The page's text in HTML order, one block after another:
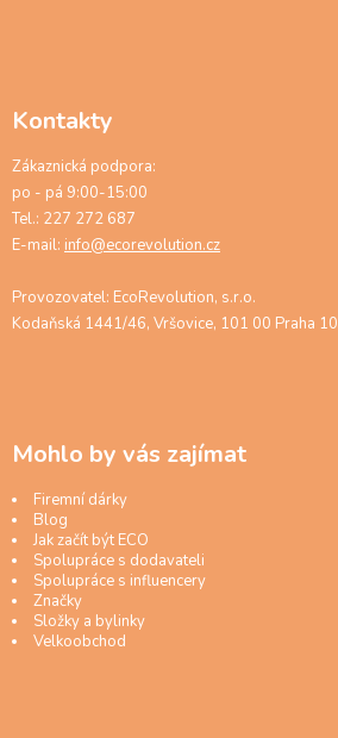
Kontakty
Zákaznická podpora:
po - pá 9:00-15:00
Tel.: 227 272 687
E-mail: info@ecorevolution.cz
Provozovatel: EcoRevolution, s.r.o.
Kodaňská 1441/46, Vršovice, 101 00 Praha 10
Mohlo by vás zajímat
Firemní dárky
Blog
Jak začít být ECO
Spolupráce s dodavateli
Spolupráce s influencery
Značky
Složky a bylinky
Velkoobchod